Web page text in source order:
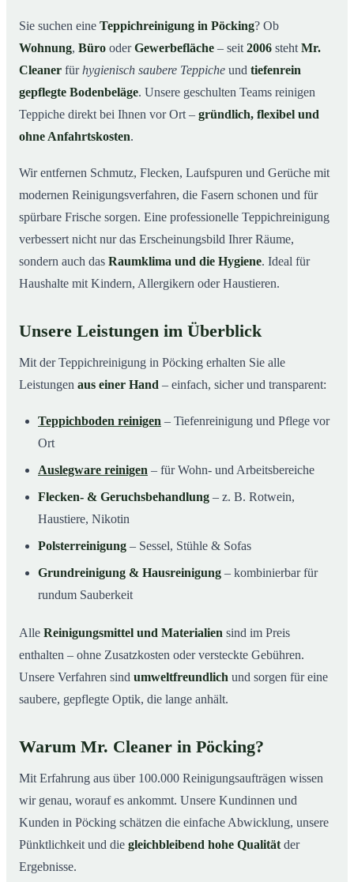
03Warum Mr. Cleaner in Pöcking?
04Teppichreinigung in Pöcking und Umgebung
05Jetzt Angebot einholen
Teppichreinigung in Pöcking im Einsatz
Sie suchen eine Teppichreinigung in Pöcking? Ob
Wohnung, Büro oderGewerbefläche – seit 2006 steht Mr.
Cleaner fürhygienisch saubere Teppiche und tiefenrein
gepflegte Bodenbeläge. Unsere geschulten Teams reinigen
Teppiche direkt bei Ihnen vor Ort – gründlich, flexibel und
ohne Anfahrtskosten.
Wir entfernen Schmutz, Flecken, Laufspuren und Gerüche mit
modernen Reinigungsverfahren, die Fasern schonen und für
spürbare Frische sorgen. Eine professionelle Teppichreinigung
verbessert nicht nur das Erscheinungsbild Ihrer Räume,
sondern auch das Raumklima und die Hygiene. Ideal für
Haushalte mit Kindern, Allergikern oder Haustieren.
Unsere Leistungen im Überblick
Mit der Teppichreinigung in Pöcking erhalten Sie alle
Leistungen aus einer Hand – einfach, sicher und transparent:
Teppichboden reinigen – Tiefenreinigung und Pflege vor
Ort
Auslegware reinigen – für Wohn- und Arbeitsbereiche
Flecken- & Geruchsbehandlung – z. B. Rotwein,
Haustiere, Nikotin
Polsterreinigung – Sessel, Stühle & Sofas
Grundreinigung & Hausreinigung – kombinierbar für
rundum Sauberkeit
Alle Reinigungsmittel und Materialien sind im Preis
enthalten – ohne Zusatzkosten oder versteckte Gebühren.
Unsere Verfahren sind umweltfreundlich und sorgen für eine
saubere, gepflegte Optik, die lange anhält.
Warum Mr. Cleaner in Pöcking?
Mit Erfahrung aus über 100.000 Reinigungsaufträgen wissen
wir genau, worauf es ankommt. Unsere Kundinnen und
Kunden in Pöcking schätzen die einfache Abwicklung, unsere
Pünktlichkeit und die gleichbleibend hohe Qualität der
Ergebnisse.